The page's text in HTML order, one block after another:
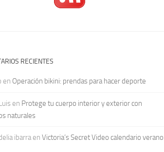
RECIENTES
en Operación bikini: prendas para hacer deporte
en Protege tu cuerpo interior y exterior con
naturales
ibarraen Victoria’s Secret Video calendario verano